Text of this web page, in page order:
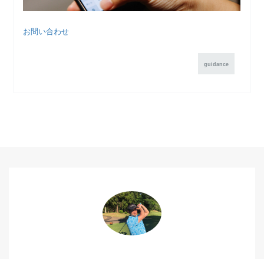
お問い合わせ
guidance